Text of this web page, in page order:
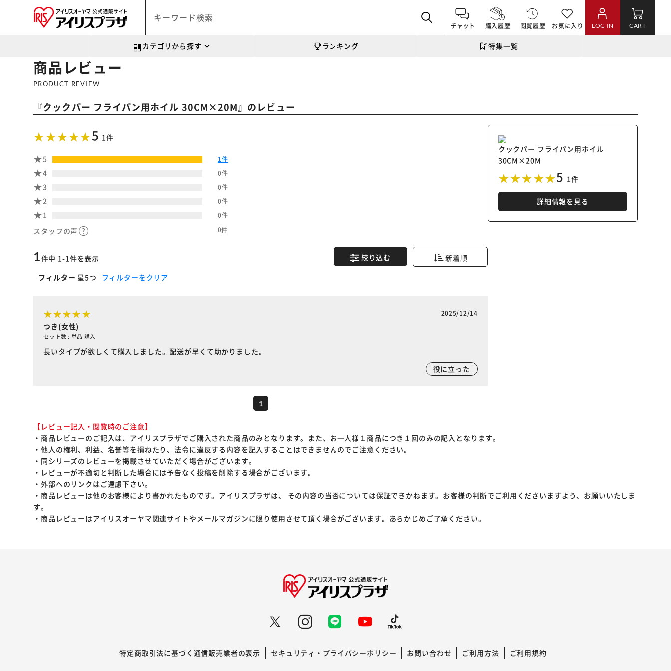
チャット 購入履歴 閲覧履歴 お気に入り LOG IN CART
カテゴリから探す ランキング 特集一覧
商品レビュー
PRODUCT REVIEW
『クックパー フライパン用ホイル 30CM×20M』のレビュー
クックパー フライパン用ホイル
30CM×20M
5 1件
詳細情報を見る
5 1件
5 1件
4 0件
3 0件
2 0件
1 0件
スタッフの声 0件
絞り込む 新着順
1件中 1-1件を表示
フィルター 星5つ フィルターをクリア
2025/12/14
つき(女性)
セット数 : 単品 購入
長いタイプが欲しくて購入しました。配送が早くて助かりました。
役に立った
1
【レビュー記入・閲覧時のご注意】
・商品レビューのご記入は、アイリスプラザでご購入された商品のみとなります。また、お一人様１商品につき１回のみの記入となります。
・他人の権利、利益、名誉等を損ねたり、法令に違反する内容を記入することはできませんのでご注意ください。
・同シリーズのレビューを掲載させていただく場合がございます。
・レビューが不適切と判断した場合には予告なく投稿を削除する場合がございます。
・外部へのリンクはご遠慮下さい。
・商品レビューは他のお客様により書かれたものです。アイリスプラザは、 その内容の当否については保証できかねます。お客様の判断でご利用くださいますよう、お願いいたしま
す。
・商品レビューはアイリスオーヤマ関連サイトやメールマガジンに限り使用させて頂く場合がございます。あらかじめご了承ください。
特定商取引法に基づく通信販売業者の表示 セキュリティ・プライバシーポリシー お問い合わせ ご利用方法 ご利用規約